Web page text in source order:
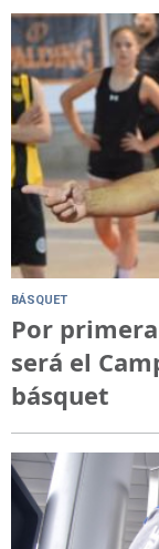
BÁSQUET
Por
será el
básquet